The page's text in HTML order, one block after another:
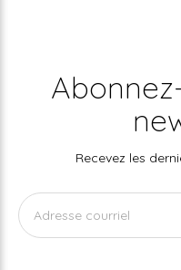
Recevez les